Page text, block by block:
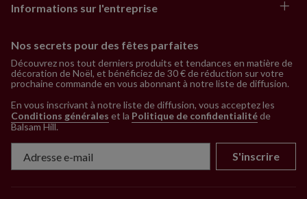
Informations sur l'entreprise
Nos secrets pour des fêtes parfaites
Découvrez nos tout derniers produits et tendances en matière de
décoration de Noël, et bénéficiez de 30 € de réduction sur votre
prochaine commande en vous abonnant à notre liste de diffusion.
En vous inscrivant à notre liste de diffusion, vous acceptez les
Conditions générales et la Politique de confidentialitéde
Balsam Hill.
S'inscrire